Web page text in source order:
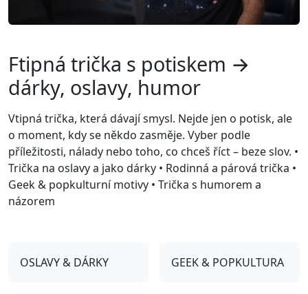
Ftipná trička s potiskem →
dárky, oslavy, humor
Vtipná trička, která dávají smysl. Nejde jen o potisk, ale
o moment, kdy se někdo zasměje. Vyber podle
příležitosti, nálady nebo toho, co chceš říct – beze slov. •
Trička na oslavy a jako dárky • Rodinná a párová trička •
Geek & popkulturní motivy • Trička s humorem a
názorem
OSLAVY & DÁRKY GEEK & POPKULTURA